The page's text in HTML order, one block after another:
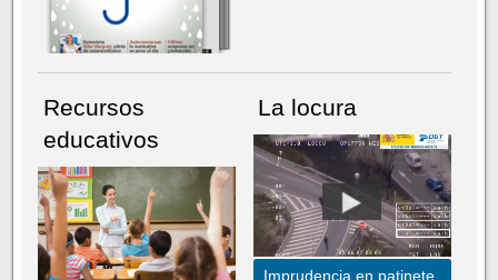
Recursos
educativos
La locura
Imprudencia en patinete